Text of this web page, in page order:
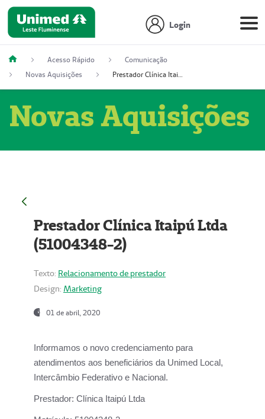
Login
Acesso Rápido
Comunicação
Novas Aquisições
Prestador Clínica Itaipú Ltda (51004348-2)
Novas Aquisições
Prestador Clínica Itaipú Ltda
(51004348-2)
Texto: Relacionamento de prestador
Design: Marketing
01 de abril, 2020
Informamos o novo credenciamento para
atendimentos aos beneficiários da Unimed Local,
Intercâmbio Federativo e Nacional.
Prestador: Clínica Itaipú Ltda